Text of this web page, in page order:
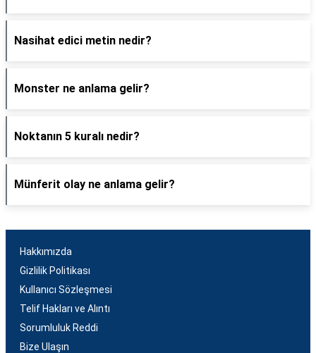
Nasihat edici metin nedir?
Monster ne anlama gelir?
Noktanın 5 kuralı nedir?
Münferit olay ne anlama gelir?
Hakkımızda
Gizlilik Politikası
Kullanıcı Sözleşmesi
Telif Hakları ve Alıntı
Sorumluluk Reddi
Bize Ulaşın